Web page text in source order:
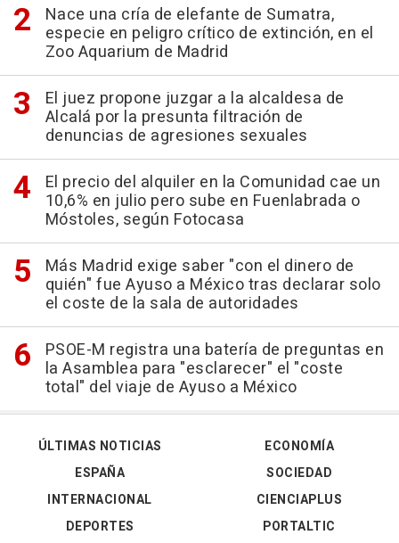
Nace una cría de elefante de Sumatra,
especie en peligro crítico de extinción, en el
Zoo Aquarium de Madrid
El juez propone juzgar a la alcaldesa de
Alcalá por la presunta filtración de
denuncias de agresiones sexuales
El precio del alquiler en la Comunidad cae un
10,6% en julio pero sube en Fuenlabrada o
Móstoles, según Fotocasa
Más Madrid exige saber "con el dinero de
quién" fue Ayuso a México tras declarar solo
el coste de la sala de autoridades
PSOE-M registra una batería de preguntas en
la Asamblea para "esclarecer" el "coste
total" del viaje de Ayuso a México
ÚLTIMAS NOTICIAS
ESPAÑA
INTERNACIONAL
DEPORTES
ECONOMÍA
SOCIEDAD
CIENCIAPLUS
PORTALTIC